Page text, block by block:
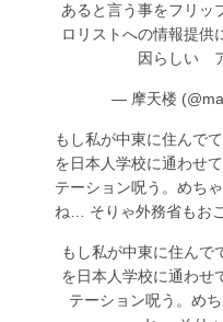
あると言う事をフリ
ロリストへの情報提供
因らしい
— 摩天楼
もし私が中東に住んで
を日本人学校に通わせ
テーション呪う。めち
ね… そりゃ外務省もお
もし私が中東に住んで
を日本人学校に通わせ
テーション呪う。め